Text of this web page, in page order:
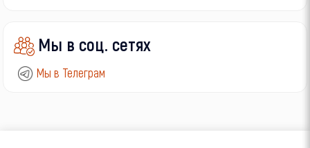
Мы в соц. сетях
Мы в Телеграм